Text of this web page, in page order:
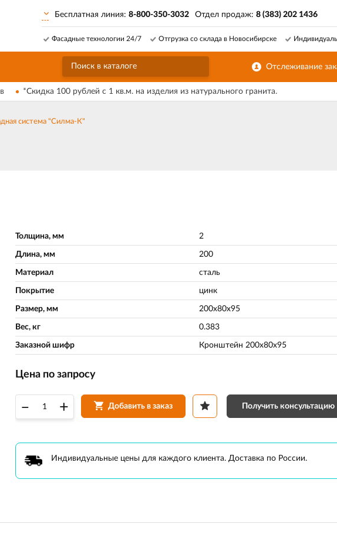
Бесплатная линия: 8-800-350-3032 Отдел продаж: 8 (383) 202 1436
Отслеживание
Фасадные технологии 24/7 Отгрузка со склада в Новосибирске
*Скидка 100 рублей с 1 кв.м. на изделия из натурального гранита.
система "Силма-К"
Толщина, мм 2
Длина, мм 200
Материал сталь
Покрытие цинк
Размер, мм 200х80х95
Вес, кг 0.383
Заказной шифр Кронштейн 200х80х95
Цена по запросу
– + Добавить в заказ Получить консультацию
Индивидуальные цены для каждого клиента. Доставка по России.